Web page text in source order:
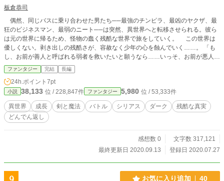
板倉恭司
偶然、同じバスに乗り合わせた男たち──最強のチンピラ、最凶のヤクザ、最
狂のビジネスマン、最弱のニート──は突然、異世界へと転移させられる。彼ら
は元の世界に帰るため、怪物の蠢く残酷な世界で旅をしていく。 この世界は
優しくない。剥き出しの残酷さが、容赦なく少年の心を蝕んでいく……。 「も
し、お前が善人と呼ばれる弱者を救いたいと願うなら……いっそ、お前が悪人に
なれ。それも、悪人の頂点にな。そして、得た力で弱者を救ってやれ」 この
世界は、ぼくたちに何をさせようとしているんだ？
ファンタジー 完結 長編
24h.ポイント 7pt
小説 38,133 位 / 228,847件 ファンタジー 5,980 位 / 53,333件
異世界 成長 剣と魔法 バトル シリアス ダーク
残酷な真実
どんでん返し
感想数 0
文字数 317,121
最終更新日 2020.09.13
登録日 2020.07.27
お気に入り追加 40